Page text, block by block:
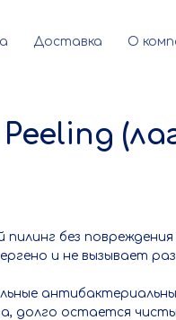
Доставка О
пилинг без
и не вызывает
долго остается